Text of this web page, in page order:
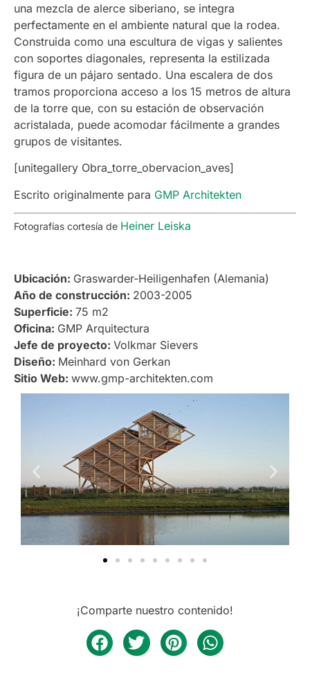
Ubicación: Graswarder-Heiligenhafen (Alemania)
Año de construcción: 2003-2005
Superficie: 75 m2
Oficina: GMP Arquitectura
Jefe de proyecto: Volkmar Sievers
Diseño: Meinhard von Gerkan
Sitio Web: www.gmp-architekten.com
una mezcla de alerce siberiano, se integra
perfectamente en el ambiente natural que la rodea.
Construida como una escultura de vigas y salientes
con soportes diagonales, representa la estilizada
figura de un pájaro sentado. Una escalera de dos
tramos proporciona acceso a los 15 metros de altura
de la torre que, con su estación de observación
acristalada, puede acomodar fácilmente a grandes
grupos de visitantes.
[unitegallery Obra_torre_obervacion_aves]
Escrito originalmente para GMP Architekten
Fotografías cortesía de Heiner Leiska
¡Comparte nuestro contenido!